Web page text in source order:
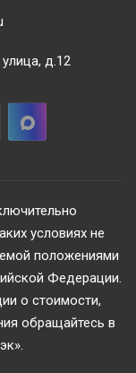
д.12
условиях не
положениями
Федерации.
о стоимости,
обращайтесь в